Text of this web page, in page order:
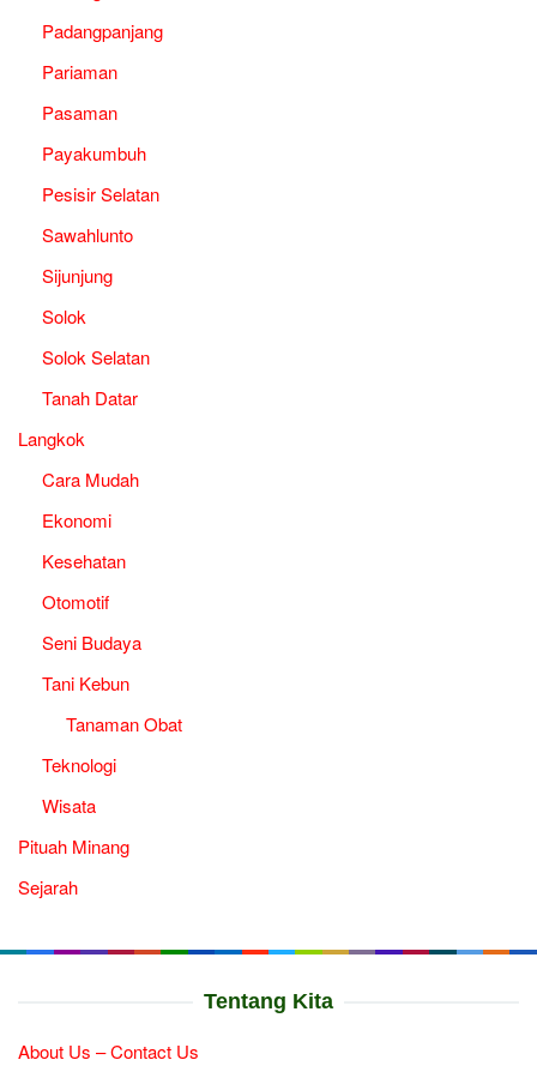
Padangpanjang
Pariaman
Pasaman
Payakumbuh
Pesisir Selatan
Sawahlunto
Sijunjung
Solok
Solok Selatan
Tanah Datar
Langkok
Cara Mudah
Ekonomi
Kesehatan
Otomotif
Seni Budaya
Tani Kebun
Tanaman Obat
Teknologi
Wisata
Pituah Minang
Sejarah
Tentang Kita
About Us – Contact Us